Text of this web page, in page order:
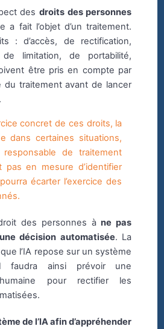
desdroits des personnes
a fait l’objet d’un traitement.
: d’accès, de rectification,
de limitation, de portabilité,
être pris en compte par
du traitement avant de lancer
concret de ces droits, la
dans certaines situations,
de traitement
pas en mesure d’identifier
écarter l’exercice des
des personnes àne pas
décision automatisée. La
l’IA repose sur un système
faudra ainsi prévoir une
pour rectifier les
de l’IA afin d’appréhender